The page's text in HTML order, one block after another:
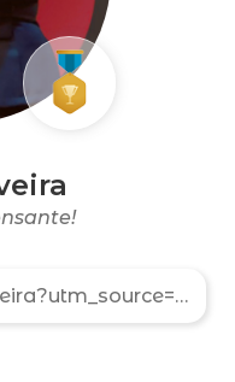
@apostolanadiaoliveira?utm_source=ig_web_button_share_sheet&igsh=ZDNlZDc0MzIxNw==